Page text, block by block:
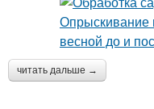
читать дальше →